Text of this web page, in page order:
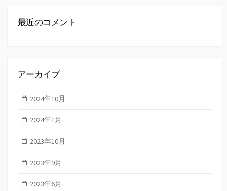
最近のコメント
アーカイブ
2024年10月
2024年1月
2023年10月
2023年9月
2023年6月